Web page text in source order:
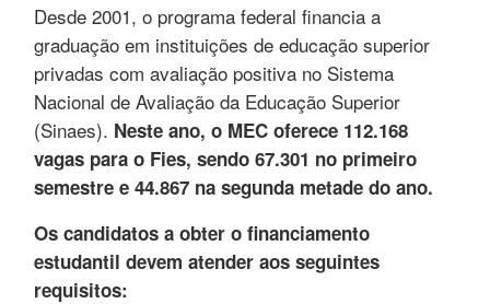
Desde 2001, o programa federal financia a
graduação em instituições de educação superior
privadas com avaliação positiva no Sistema
Nacional de Avaliação da Educação Superior
(Sinaes). Neste ano, o MEC oferece 112.168
vagas para o Fies, sendo 67.301 no primeiro
semestre e 44.867 na segunda metade do ano.
Os candidatos a obter o financiamento
estudantil devem atender aos seguintes
requisitos: